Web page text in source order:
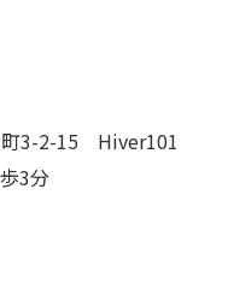
15 Hiver101
3分